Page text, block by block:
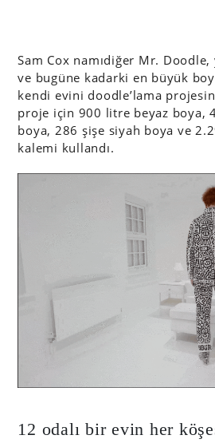
Sam Cox namıdiğer Mr. Doodle,
ve bugüne kadarki en büyük
kendi evini doodle’lama
proje için 900 litre beyaz boya,
boya, 286 şişe siyah boya ve
kalemi kullandı.
12 odalı bir evin her